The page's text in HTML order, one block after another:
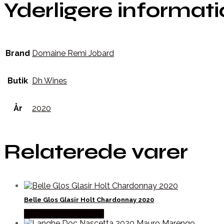
Yderligere
Brand Domaine Remi Jobard
Butik Dh Wines
År 2020
Relaterede varer
Belle Glos Glasir Holt Chardonnay 2020